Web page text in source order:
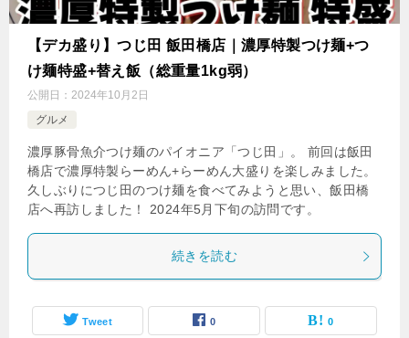
【デカ盛り】つじ田 飯田橋店｜濃厚特製つけ麺+つ
け麺特盛+替え飯（総重量1kg弱）
公開日： 2024年10月2日
グルメ
濃厚豚骨魚介つけ麺のパイオニア「つじ田」。 前回は飯田
橋店で濃厚特製らーめん+らーめん大盛りを楽しみました。
久しぶりにつじ田のつけ麺を食べてみようと思い、飯田橋
店へ再訪しました！ 2024年5月下旬の訪問です。
続きを読む
Tweet 0 0